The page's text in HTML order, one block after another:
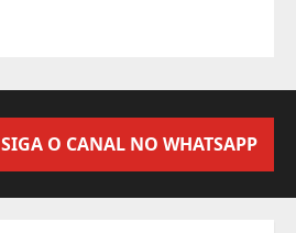
SIGA O CANAL NO WHATSAPP